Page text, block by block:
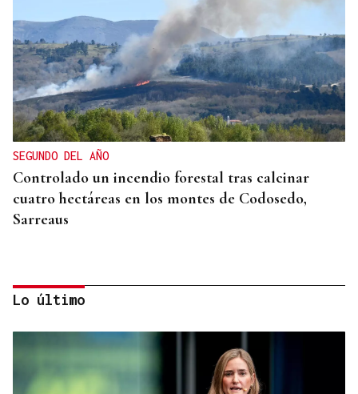
SEGUNDO DEL AÑO
Controlado un incendio forestal tras calcinar
cuatro hectáreas en los montes de Codosedo,
Sarreaus
Lo último